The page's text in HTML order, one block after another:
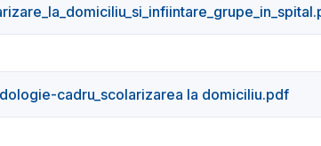
cadru_scolarizarea la domiciliu.pdf